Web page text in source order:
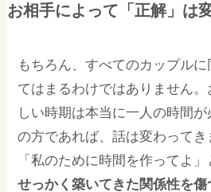
お相手によって「正解」は
もちろん、すべてのカップル
てはまるわけではありません
しい時期は本当に一人の時間
の方であれば、話は変わって
「私のために時間を作ってよ」
せっかく築いてきた関係性を傷